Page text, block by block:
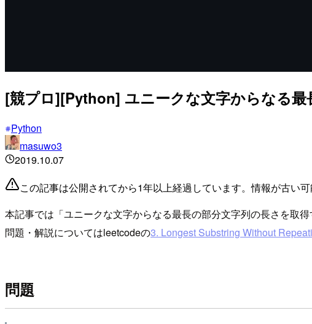
[競プロ][Python] ユニークな文字からなる最
Python
masuwo3
2019.10.07
この記事は公開されてから1年以上経過しています。情報が古い
本記事では「ユニークな文字からなる最長の部分文字列の長さを取
問題・解説についてはleetcodeの3. Longest Substring Without
問題